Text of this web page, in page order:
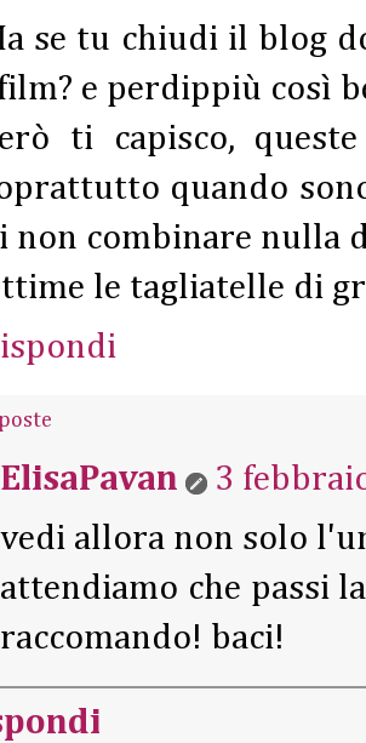
se tu chiudi il blog
e perdippiù così
ti capisco,
quando
non combinare nulla
le tagliatelle di
ElisaPavan
3
vedi allora non solo
attendiamo che passi
raccomando! baci!